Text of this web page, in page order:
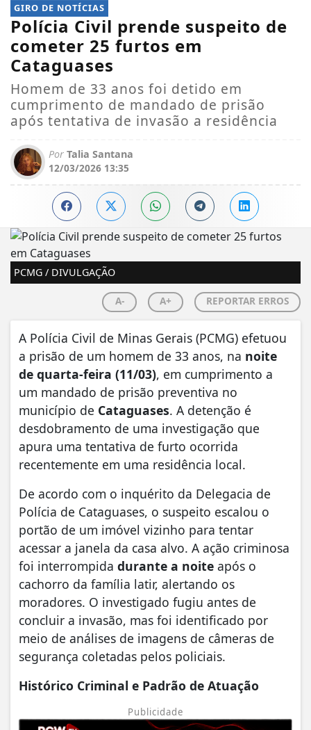
GIRO DE NOTÍCIAS
Polícia Civil prende suspeito de
cometer 25 furtos em
Cataguases
Homem de 33 anos foi detido em
cumprimento de mandado de prisão
após tentativa de invasão a residência
Por Talia Santana
12/03/2026 13:35
PCMG / DIVULGAÇÃO
A- A+ REPORTAR ERROS
A Polícia Civil de Minas Gerais (PCMG) efetuou
a prisão de um homem de 33 anos, na noite
de quarta-feira (11/03), em cumprimento a
um mandado de prisão preventiva no
município de Cataguases. A detenção é
desdobramento de uma investigação que
apura uma tentativa de furto ocorrida
recentemente em uma residência local.
​De acordo com o inquérito da Delegacia de
Polícia de Cataguases, o suspeito escalou o
portão de um imóvel vizinho para tentar
acessar a janela da casa alvo. A ação criminosa
foi interrompida durante a noite após o
cachorro da família latir, alertando os
moradores. O investigado fugiu antes de
concluir a invasão, mas foi identificado por
meio de análises de imagens de câmeras de
segurança coletadas pelos policiais.
Histórico Criminal e Padrão de Atuação
Publicidade